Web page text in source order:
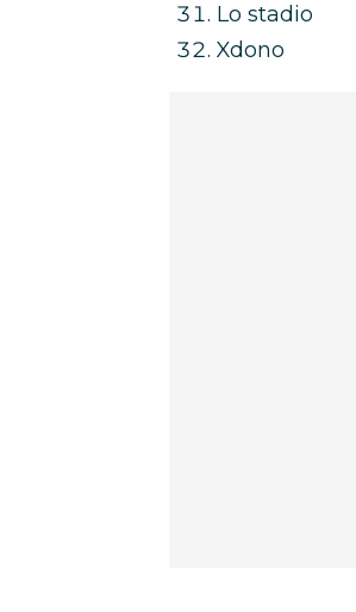
Lo stadio
Xdono